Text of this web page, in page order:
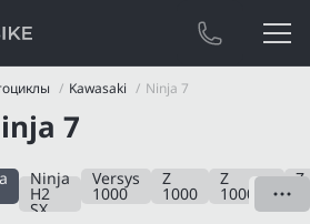
Kawasaki Ninja 7
7
Ninja
H2
SX
Versys
1000
Z
1000
Z
1000SX
Z